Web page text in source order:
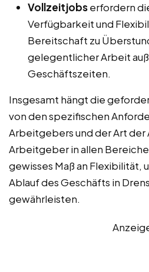
Vollzeitjobserfordern
Verfügbarkeit und
Bereitschaft zu
gelegentlicher Arbeit
Geschäftszeiten.
Insgesamt hängt die
von den spezifischen
Arbeitgebers und der Art der
Arbeitgeber in allen
gewisses Maß an Flexibilität,
Ablauf des Geschäfts in
gewährleisten.